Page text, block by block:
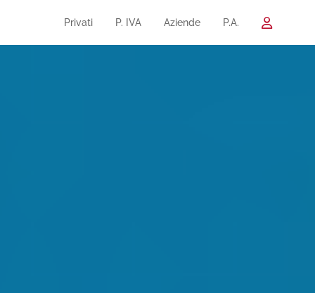
Privati P. IVA Aziende P.A.